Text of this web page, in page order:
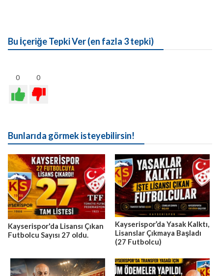
Bu İçeriğe Tepki Ver (en fazla 3 tepki)
0 0
Bunlarıda görmek isteyebilirsin!
Kayserispor'da Lisansı Çıkan
Futbolcu Sayısı 27 oldu.
Kayserispor’da Yasak Kalktı,
Lisanslar Çıkmaya Başladı
(27 Futbolcu)